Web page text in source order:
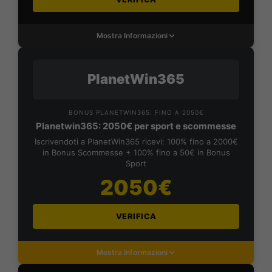
Mostra Informazioni
PlanetWin365
BONUS PLANETWIN365: FINO A 2050€
Planetwin365: 2050€ per sport e scommesse
Iscrivendoti a PlanetWin365 ricevi: 100% fino a 2000€
in Bonus Scommesse + 100% fino a 50€ in Bonus
Sport
2050€
VERIFICA
Mostra Informazioni